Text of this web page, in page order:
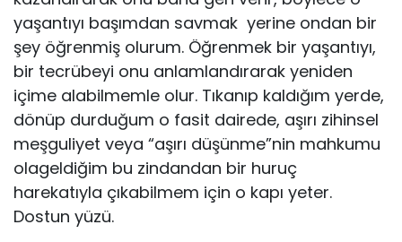
yaşantıyı başımdan savmak yerine ondan bir
şey öğrenmiş olurum. Öğrenmek bir yaşantıyı,
bir tecrübeyi onu anlamlandırarak yeniden
içime alabilmemle olur. Tıkanıp kaldığım yerde,
dönüp durduğum o fasit dairede, aşırı zihinsel
meşguliyet veya “aşırı düşünme”nin mahkumu
olageldiğim bu zindandan bir huruç
harekatıyla çıkabilmem için o kapı yeter.
Dostun yüzü.